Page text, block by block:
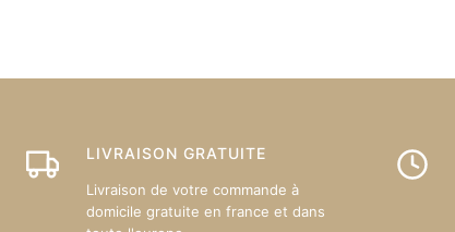
LIVRAISON GRATUITE
Livraison de votre commande à
domicile gratuite en france et dans